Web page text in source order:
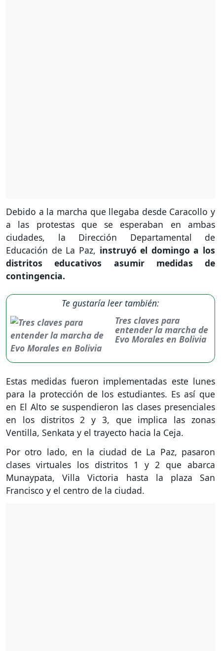
Debido a la marcha que llegaba desde Caracollo y
a las protestas que se esperaban en ambas
ciudades, la Dirección Departamental de
Educación de La Paz, instruyó el domingo a los
distritos educativos asumir medidas de
contingencia.
Te gustaría leer también:
Tres claves para
entender la marcha de
Evo Morales en Bolivia
Estas medidas fueron implementadas este lunes
para la protección de los estudiantes. Es así que
en El Alto se suspendieron las clases presenciales
en los distritos 2 y 3, que implica las zonas
Ventilla, Senkata y el trayecto hacia la Ceja.
Por otro lado, en la ciudad de La Paz, pasaron
clases virtuales los distritos 1 y 2 que abarca
Munaypata, Villa Victoria hasta la plaza San
Francisco y el centro de la ciudad.